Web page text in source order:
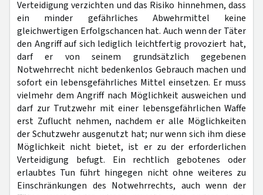
Verteidigung verzichten und das Risiko hinnehmen, dass
ein minder gefährliches Abwehrmittel keine
gleichwertigen Erfolgschancen hat. Auch wenn der Täter
den Angriff auf sich lediglich leichtfertig provoziert hat,
darf er von seinem grundsätzlich gegebenen
Notwehrrecht nicht bedenkenlos Gebrauch machen und
sofort ein lebensgefährliches Mittel einsetzen. Er muss
vielmehr dem Angriff nach Möglichkeit ausweichen und
darf zur Trutzwehr mit einer lebensgefährlichen Waffe
erst Zuflucht nehmen, nachdem er alle Möglichkeiten
der Schutzwehr ausgenutzt hat; nur wenn sich ihm diese
Möglichkeit nicht bietet, ist er zu der erforderlichen
Verteidigung befugt. Ein rechtlich gebotenes oder
erlaubtes Tun führt hingegen nicht ohne weiteres zu
Einschränkungen des Notwehrrechts, auch wenn der